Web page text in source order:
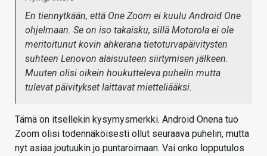
En tiennytkään, että One Zoom ei kuulu Android One
ohjelmaan. Se on iso takaisku, sillä Motorola ei ole
meritoitunut kovin ahkerana tietoturvapäivitysten
suhteen Lenovon alaisuuteen siirtymisen jälkeen.
Muuten olisi oikein houkutteleva puhelin mutta
tulevat päivitykset laittavat mietteliääksi.
Tämä on itsellekin kysymysmerkki. Android Onena tuo
Zoom olisi todennäköisesti ollut seuraava puhelin, mutta
nyt asiaa joutuukin jo puntaroimaan. Vai onko lopputulos